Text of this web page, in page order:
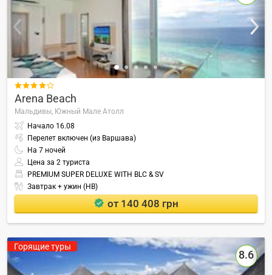

Arena Beach
Мальдивы, Южный Мале Атолл
Начало 16.08
Перелет включен (из Варшава)
На 7 ночей
Цена за 2 туриста
PREMIUM SUPER DELUXE WITH BLC & SV
Завтрак + ужин (HB)
от 140 408 грн
Горящие туры
8.6